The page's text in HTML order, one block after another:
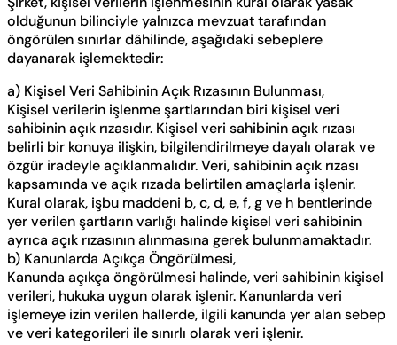
olduğunun bilinciyle yalnızca mevzuat tarafından
öngörülen sınırlar dâhilinde, aşağıdaki sebeplere
dayanarak işlemektedir:
a) Kişisel Veri Sahibinin Açık Rızasının Bulunması,
Kişisel verilerin işlenme şartlarından biri kişisel veri
sahibinin açık rızasıdır. Kişisel veri sahibinin açık rızası
belirli bir konuya ilişkin, bilgilendirilmeye dayalı olarak ve
özgür iradeyle açıklanmalıdır. Veri, sahibinin açık rızası
kapsamında ve açık rızada belirtilen amaçlarla işlenir.
Kural olarak, işbu maddeni b, c, d, e, f, g ve h bentlerinde
yer verilen şartların varlığı halinde kişisel veri sahibinin
ayrıca açık rızasının alınmasına gerek bulunmamaktadır.
b) Kanunlarda Açıkça Öngörülmesi,
Kanunda açıkça öngörülmesi halinde, veri sahibinin kişisel
verileri, hukuka uygun olarak işlenir. Kanunlarda veri
işlemeye izin verilen hallerde, ilgili kanunda yer alan sebep
ve veri kategorileri ile sınırlı olarak veri işlenir.